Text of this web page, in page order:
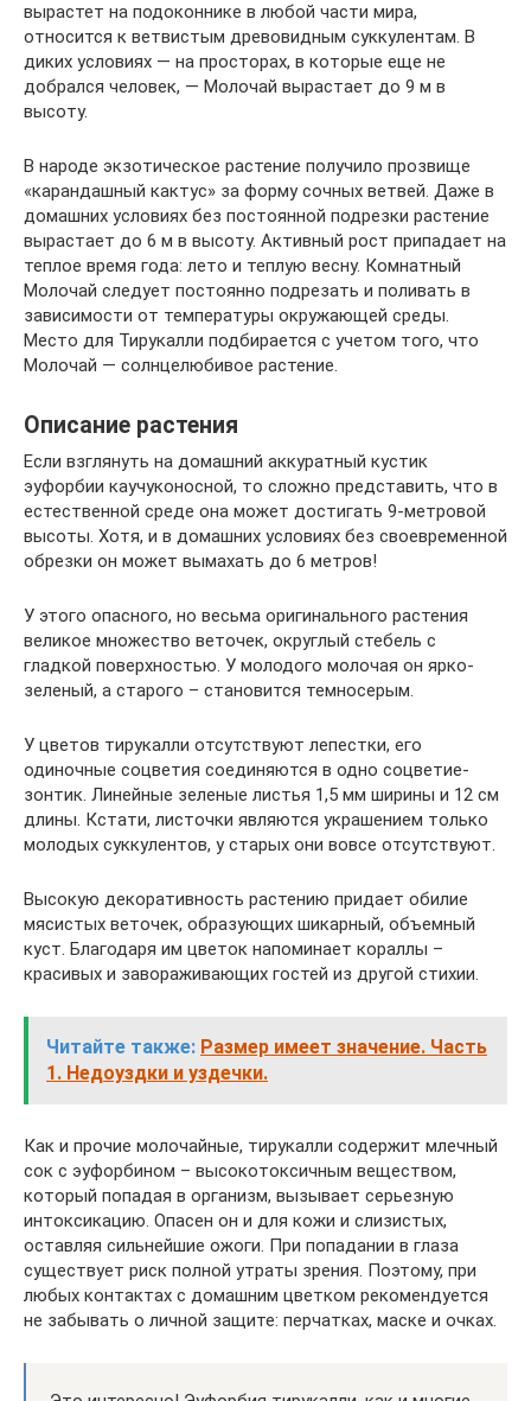
вырастет на подоконнике в любой части мира,
относится к ветвистым древовидным суккулентам. В
диких условиях — на просторах, в которые еще не
добрался человек, — Молочай вырастает до 9 м в
высоту.
В народе экзотическое растение получило прозвище
«карандашный кактус» за форму сочных ветвей. Даже в
домашних условиях без постоянной подрезки растение
вырастает до 6 м в высоту. Активный рост припадает на
теплое время года: лето и теплую весну. Комнатный
Молочай следует постоянно подрезать и поливать в
зависимости от температуры окружающей среды.
Место для Тирукалли подбирается с учетом того, что
Молочай — солнцелюбивое растение.
Описание растения
Если взглянуть на домашний аккуратный кустик
эуфорбии каучуконосной, то сложно представить, что в
естественной среде она может достигать 9-метровой
высоты. Хотя, и в домашних условиях без своевременной
обрезки он может вымахать до 6 метров!
У этого опасного, но весьма оригинального растения
великое множество веточек, округлый стебель с
гладкой поверхностью. У молодого молочая он ярко-
зеленый, а старого – становится темносерым.
У цветов тирукалли отсутствуют лепестки, его
одиночные соцветия соединяются в одно соцветие-
зонтик. Линейные зеленые листья 1,5 мм ширины и 12 см
длины. Кстати, листочки являются украшением только
молодых суккулентов, у старых они вовсе отсутствуют.
Высокую декоративность растению придает обилие
мясистых веточек, образующих шикарный, объемный
куст. Благодаря им цветок напоминает кораллы –
красивых и завораживающих гостей из другой стихии.
Читайте также: Размер имеет значение. Часть
1. Недоуздки и уздечки.
Как и прочие молочайные, тирукалли содержит млечный
сок с эуфорбином – высокотоксичным веществом,
который попадая в организм, вызывает серьезную
интоксикацию. Опасен он и для кожи и слизистых,
оставляя сильнейшие ожоги. При попадании в глаза
существует риск полной утраты зрения. Поэтому, при
любых контактах с домашним цветком рекомендуется
не забывать о личной защите: перчатках, маске и очках.